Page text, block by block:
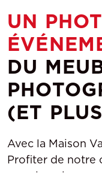
UN
DU
(ET
Avec la Maison
Profiter de notre